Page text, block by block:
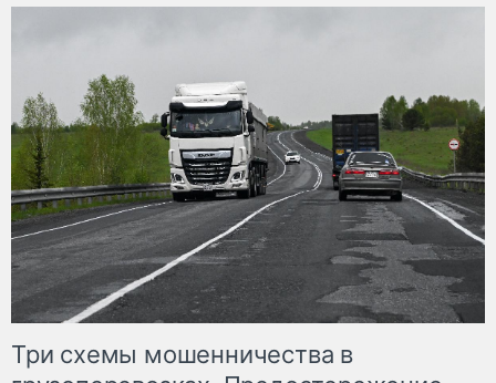
Три схемы мошенничества в